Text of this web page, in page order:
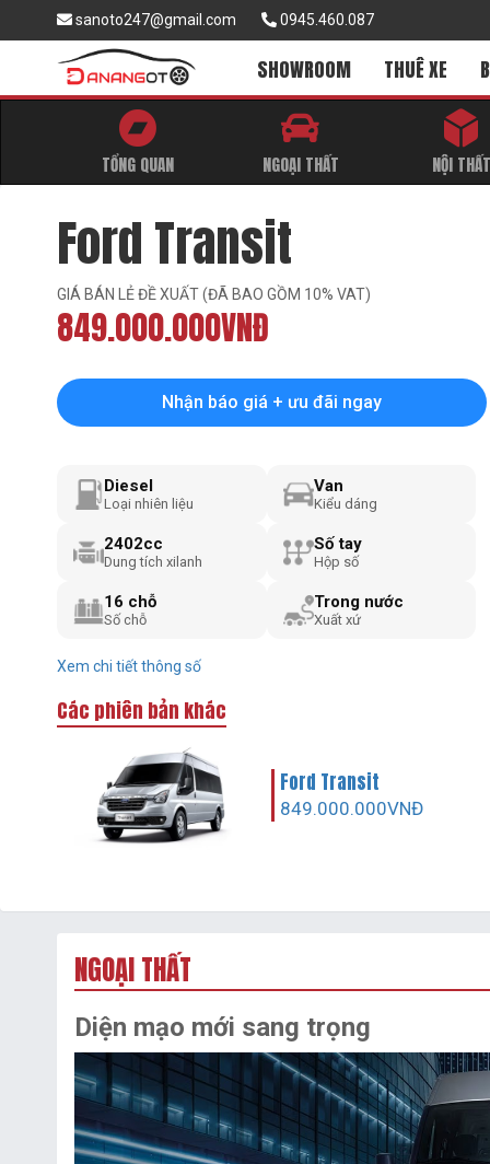
sanoto247@gmail.com 0945.460.087
SHOWROOM THUÊ XE
TỔNG QUAN NGOẠI THẤT NỘI THẤT
Ford Transit
GIÁ BÁN LẺ ĐỀ XUẤT (ĐÃ BAO GỒM 10% VAT)
849.000.000VNĐ
Nhận báo giá + ưu đãi ngay
Diesel
Loại nhiên liệu
Van
Kiểu dáng
2402cc
Dung tích xilanh
Số tay
Hộp số
16 chỗ
Số chỗ
Trong nước
Xuất xứ
Xem chi tiết thông số
Các phiên bản khác
Ford Transit
849.000.000VNĐ
NGOẠI THẤT
Diện mạo mới sang trọng